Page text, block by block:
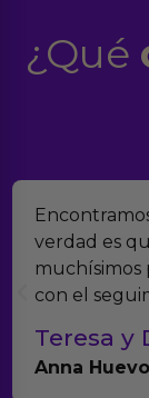
¿Qué
verdad es
muchísimos
con el
Teresa y
Anna